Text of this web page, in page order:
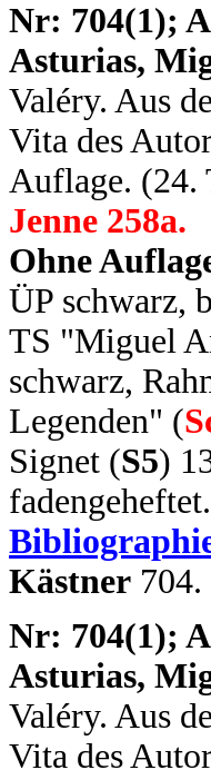
Nr: 704(1);
Asturias,
Valéry. Aus
Vita des
Auflage. (24.
Jenne 258a.
Ohne
ÜP schwarz,
TS "Miguel
schwarz,
Legenden" (
Signet (S5)
Kästner 704.
Nr: 704(1);
Asturias,
Valéry. Aus
Vita des